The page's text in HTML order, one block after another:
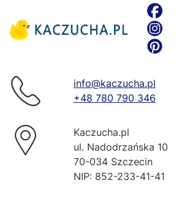
info@kaczucha.pl
+48 780 790 346
Kaczucha.pl
ul. Nadodrzańska 10
70-034 Szczecin
NIP: 852-233-41-41